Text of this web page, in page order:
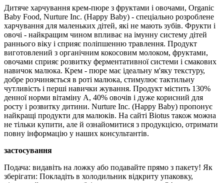
Дитяче харчування крем-пюре з фруктами і овочами, Organic
Baby Food, Nurture Inc. (Happy Baby) - спеціально розроблене
харчування для маленьких дітей, які не мають зубів. Фрукти і
овочі - найкращим чином впливає на імунну систему дітей
раннього віку і сприяє поліпшенню травлення. Продукт
виготовлений з органічним кокосовим молоком, фруктами,
овочами сприяє розвитку ферментативної системи і смакових
навичок малюка. Крем - пюре має ідеальну м'яку текстуру,
добре розчиняється в роті малюка, стимулює тактильну
чутливість і перші навички жування. Продукт містить 130%
денної норми вітаміну А, 40% овочів і дуже корисний для
росту і розвитку дитини. Nurture Inc. (Happy Baby) пропонує
найкращі продукти для малюків. На сайті Biotus також можна
не тільки купити, але й ознайомитися з продукцією, отримати
повну інформацію у наших консультантів.
застосування
Подача: видавіть на ложку або подавайте прямо з пакету! Як
зберігати: Покладіть в холодильник відкриту упаковку,